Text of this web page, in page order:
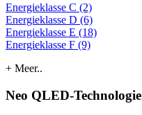
Energieklasse C (2)
Energieklasse D (6)
Energieklasse E (18)
Energieklasse F (9)
+ Meer..
Neo QLED-Technologie